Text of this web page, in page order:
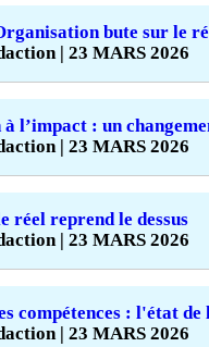
bute sur le
| 23 MARS 2026
l’impact : un
| 23 MARS 2026
réel reprend le dessus
| 23 MARS 2026
compétences : l'état
| 23 MARS 2026